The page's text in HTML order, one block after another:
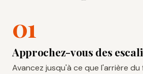
Approchez-vous des
Avancez jusqu'à ce que l'arrière